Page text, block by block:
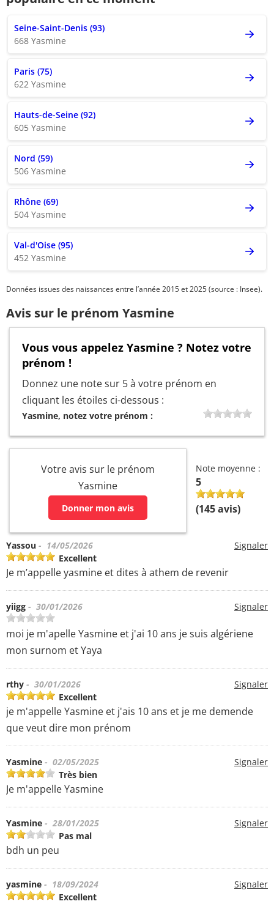
Seine-Saint-Denis (93)
668 Yasmine
Paris (75)
622 Yasmine
Hauts-de-Seine (92)
605 Yasmine
Nord (59)
506 Yasmine
Rhône (69)
504 Yasmine
Val-d'Oise (95)
452 Yasmine
Données issues des naissances entre l’année 2015 et 2025 (source : Insee).
Avis sur le prénom Yasmine
Vous vous appelez Yasmine ? Notez votre
prénom !
Donnez une note sur 5 à votre prénom en
cliquant les étoiles ci-dessous :
Yasmine, notez votre prénom :
Votre avis sur le prénom
Yasmine
Donner mon avis
Note moyenne :
5
(145avis)
Signaler
Yassou - 14/05/2026
Excellent
Je m’appelle yasmine et dites à athem de revenir
Signaler
yiigg - 30/01/2026
moi je m'apelle Yasmine et j'ai 10 ans je suis algériene
mon surnom et Yaya
Signaler
rthy - 30/01/2026
Excellent
je m'appelle Yasmine et j'ais 10 ans et je me demende
que veut dire mon prénom
Signaler
Yasmine - 02/05/2025
Très bien
Je m'appelle Yasmine
Signaler
Yasmine - 28/01/2025
Pas mal
bdh un peu
Signaler
yasmine - 18/09/2024
Excellent